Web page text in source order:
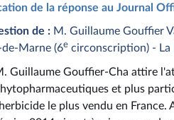
de la réponse au Journal
de : M. Guillaume Gouffier
de-Marne (6e circonscription) - La
Guillaume Gouffier-Cha attire
et plus
le plus vendu en